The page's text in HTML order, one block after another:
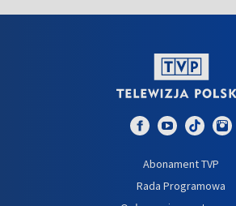
Abonament TVP
Rada Programowa